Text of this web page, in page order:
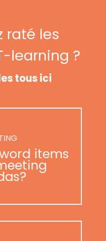
raté les
learning ?
tous ici
items